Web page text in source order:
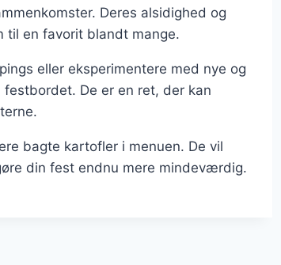
Deres alsidighed og
til en favorit blandt mange.
eller eksperimentere med nye og
De er en ret, der kan
bagte kartofler i menuen. De vil
din fest endnu mere mindeværdig.